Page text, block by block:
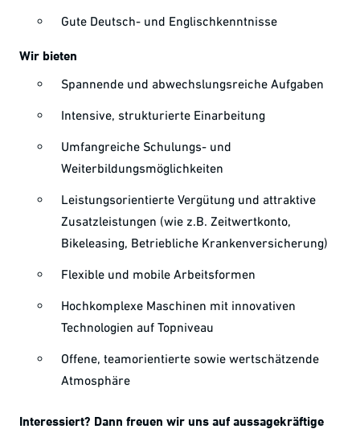
Gute Deutsch- und Englischkenntnisse
Wir bieten
Spannende und abwechslungsreiche Aufgaben
Intensive, strukturierte Einarbeitung
Umfangreiche Schulungs- und
Weiterbildungsmöglichkeiten
Leistungsorientierte Vergütung und attraktive
Zusatzleistungen (wie z.B. Zeitwertkonto,
Bikeleasing, Betriebliche Krankenversicherung)
Flexible und mobile Arbeitsformen
Hochkomplexe Maschinen mit innovativen
Technologien auf Topniveau
Offene, teamorientierte sowie wertschätzende
Atmosphäre
Interessiert? Dann freuen wir uns auf aussagekräftige